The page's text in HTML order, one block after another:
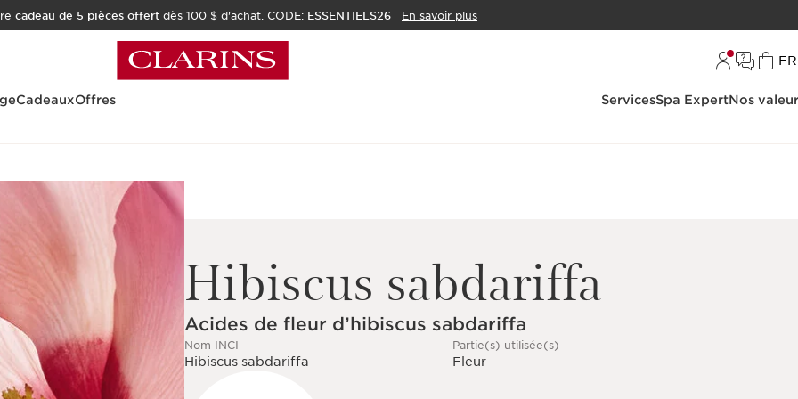
cadeau de 5 pièces offert dès 100 $ d'achat. CODE: ESSENTIELS26 En savoir plus
FR
CadeauxOffres ServicesSpa ExpertNos
Hibiscus sabdariffa
Acides de fleur d’hibiscus sabdariffa
Nom INCI
Hibiscus sabdariffa
Partie(s) utilisée(s)
Fleur